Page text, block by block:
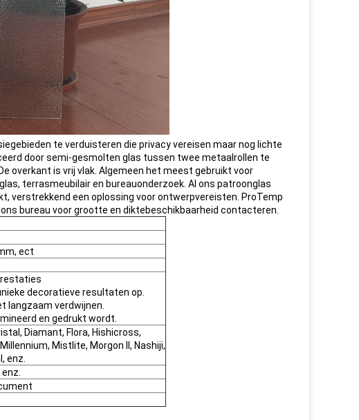
te verduisteren die privacy vereisen maar nog lichte
door semi-gesmolten glas tussen twee metaalrollen te
overkant is vrij vlak. Algemeen het meest gebruikt voor
terrasmeubilair en bureauonderzoek. Al ons patroonglas
verstrekkend een oplossing voor ontwerpvereisten. ProTemp
bureau voor grootte en diktebeschikbaarheid contacteren.
ect
decoratieve resultaten op.
langzaam verdwijnen.
en gedrukt wordt.
Diamant, Flora, Hishicross,
Mistlite, Morgon II, Nashiji,
enz.